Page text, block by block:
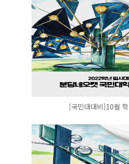
[국민대대비]10월